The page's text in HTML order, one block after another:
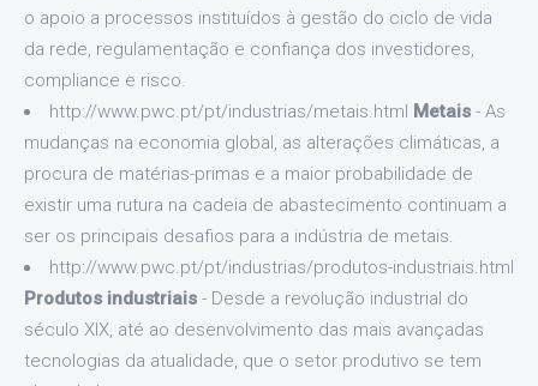
o apoio a processos instituídos à gestão do ciclo de vida
da rede, regulamentação e confiança dos investidores,
compliance e risco.
http://www.pwc.pt/pt/industrias/metais.html Metais - As
mudanças na economia global, as alterações climáticas, a
procura de matérias-primas e a maior probabilidade de
existir uma rutura na cadeia de abastecimento continuam a
ser os principais desafios para a indústria de metais.
http://www.pwc.pt/pt/industrias/produtos-industriais.html
Produtos industriais - Desde a revolução industrial do
século XIX, até ao desenvolvimento das mais avançadas
tecnologias da atualidade, que o setor produtivo se tem